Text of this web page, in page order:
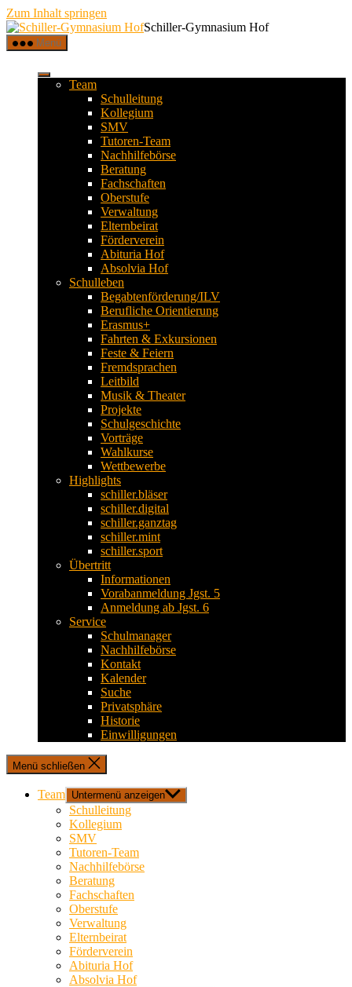
Zum Inhalt springen
Schiller-Gymnasium Hof
Menü
Team
Schulleitung
Kollegium
SMV
Tutoren-Team
Nachhilfebörse
Beratung
Fachschaften
Oberstufe
Verwaltung
Elternbeirat
Förderverein
Abituria Hof
Absolvia Hof
Schulleben
Begabtenförderung/ILV
Berufliche Orientierung
Erasmus+
Fahrten & Exkursionen
Feste & Feiern
Fremdsprachen
Leitbild
Musik & Theater
Projekte
Schulgeschichte
Vorträge
Wahlkurse
Wettbewerbe
Highlights
schiller.bläser
schiller.digital
schiller.ganztag
schiller.mint
schiller.sport
Übertritt
Informationen
Vorabanmeldung Jgst. 5
Anmeldung ab Jgst. 6
Service
Schulmanager
Nachhilfebörse
Kontakt
Kalender
Suche
Privatsphäre
Historie
Einwilligungen
Menü schließen
Team Untermenü anzeigen
Schulleitung
Kollegium
SMV
Tutoren-Team
Nachhilfebörse
Beratung
Fachschaften
Oberstufe
Verwaltung
Elternbeirat
Förderverein
Abituria Hof
Absolvia Hof